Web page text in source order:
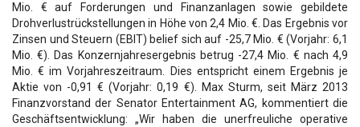
Mio. € auf Forderungen und Finanzanlagen sowie gebildete
Drohverlustrückstellungen in Höhe von 2,4 Mio. €. Das Ergebnis vor
Zinsen und Steuern (EBIT) belief sich auf -25,7 Mio. € (Vorjahr: 6,1
Mio. €). Das Konzernjahresergebnis betrug -27,4 Mio. € nach 4,9
Mio. € im Vorjahreszeitraum. Dies entspricht einem Ergebnis je
Aktie von -0,91 € (Vorjahr: 0,19 €). Max Sturm, seit März 2013
Finanzvorstand der Senator Entertainment AG, kommentiert die
Geschäftsentwicklung: „Wir haben die unerfreuliche operative